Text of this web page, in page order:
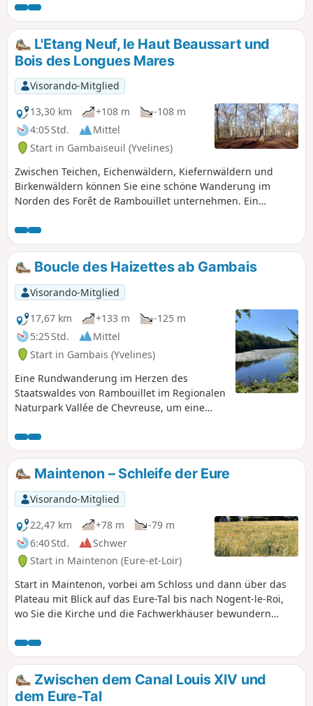
abgeschiedenen Weg entlang der Drouette
wandern und schließlich wieder nach Saint-
Hilarion hinaufsteigen.
L'Etang Neuf, le Haut Beaussart und
Bois des Longues Mares
Visorando-Mitglied
13,30 km
+108 m
-108 m
4:05 Std.
Mittel
Start in Gambaiseuil (Yvelines)
Zwischen Teichen, Eichenwäldern, Kiefernwäldern und
Birkenwäldern können Sie eine schöne Wanderung im
Norden des Forêt de Rambouillet unternehmen. Ein
Boucle des Haizettes ab Gambais
Visorando-Mitglied
17,67 km
+133 m
-125 m
5:25 Std.
Mittel
Start in Gambais (Yvelines)
Eine Rundwanderung im Herzen des
Staatswaldes von Rambouillet im Regionalen
Naturpark Vallée de Chevreuse, um eine
entdecken. Diese Wanderung ist für
Naturliebhaber und diejenigen geeignet,
die Ruhe suchen.
Maintenon – Schleife der Eure
Visorando-Mitglied
22,47 km
+78 m
-79 m
6:40 Std.
Schwer
Start in Maintenon (Eure-et-Loir)
Start in Maintenon, vorbei am Schloss und dann über das
Plateau mit Blick auf das Eure-Tal bis nach Nogent-le-Roi,
wo Sie die Kirche und die Fachwerkhäuser bewundern
dem Bahndamm der ehemaligen Eisenbahnlinie und dann
am Flussufer entlang auf einem schönen schattigen Weg.
Zwischen dem Canal Louis XIV und
dem Eure-Tal